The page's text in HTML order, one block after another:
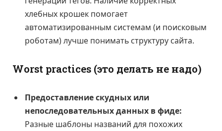
хлебных крошек помогает
автоматизированным системам (и поисковым
роботам) лучше понимать структуру сайта.
Worst practices (это делать не надо)
Предоставление скудных или
непоследовательных данных в фиде:
Разные шаблоны названий для похожих